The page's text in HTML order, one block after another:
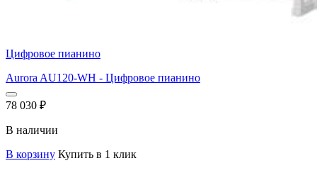
Цифровое пианино
Aurora AU120-WH - Цифровое пианино
78 030 ₽
В наличии
В корзину Купить в 1 клик